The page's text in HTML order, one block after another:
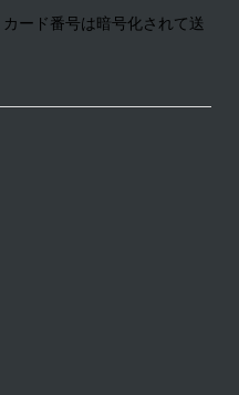
ード番号は暗号化されて送